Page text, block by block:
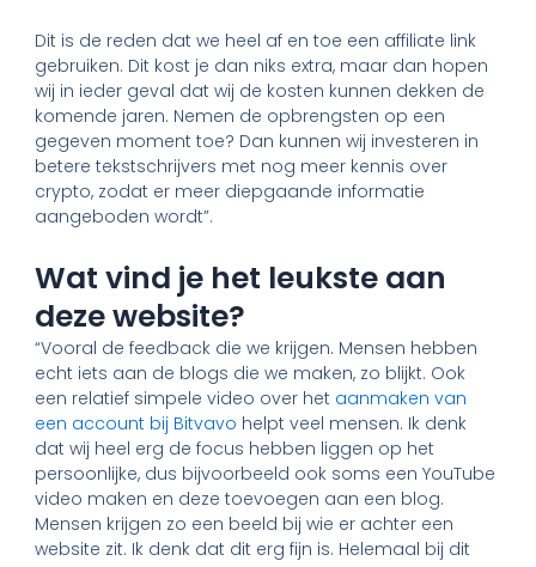
Dit is de reden dat we heel af en toe een affiliate link
gebruiken. Dit kost je dan niks extra, maar dan hopen
wij in ieder geval dat wij de kosten kunnen dekken de
komende jaren. Nemen de opbrengsten op een
gegeven moment toe? Dan kunnen wij investeren in
betere tekstschrijvers met nog meer kennis over
crypto, zodat er meer diepgaande informatie
aangeboden wordt”.
Wat vind je het leukste aan
deze website?
“Vooral de feedback die we krijgen. Mensen hebben
echt iets aan de blogs die we maken, zo blijkt. Ook
een relatief simpele video over het aanmaken van
een account bij Bitvavo helpt veel mensen. Ik denk
dat wij heel erg de focus hebben liggen op het
persoonlijke, dus bijvoorbeeld ook soms een YouTube
video maken en deze toevoegen aan een blog.
Mensen krijgen zo een beeld bij wie er achter een
website zit. Ik denk dat dit erg fijn is. Helemaal bij dit